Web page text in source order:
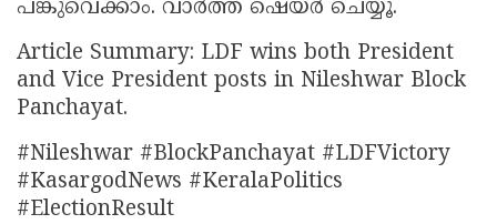
പങ്കുവെക്കാം. വാർത്ത ഷെയർ ചെയ്യൂ.
Article Summary: LDF wins both President
and Vice President posts in Nileshwar Block
Panchayat.
#Nileshwar #BlockPanchayat #LDFVictory
#KasargodNews #KeralaPolitics
#ElectionResult